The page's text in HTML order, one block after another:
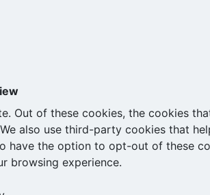
Out of these cookies, the cookies
also use third-party cookies that
have the option to opt-out of these
browsing experience.